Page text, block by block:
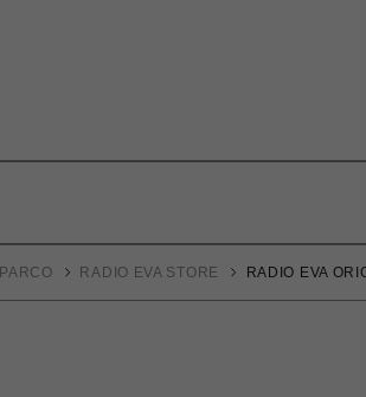
RADIO EVA STORE RADIO EVA